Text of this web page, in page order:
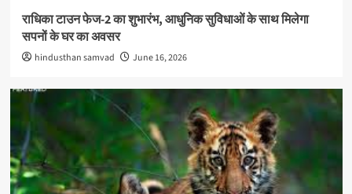
राधिका टाउन फेज-2 का शुभारंभ, आधुनिक सुविधाओं के साथ मिलेगा
सपनों के घर का अवसर
hindusthan samvad June 16, 2026